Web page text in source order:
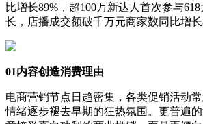
比增长89%，超100万新达人首次参与
长，店播成交额破千万元商家数同比增长
01内容创造消费理由
电商营销节点日趋密集，各类促销活动
情绪逐步褪去早期的狂热氛围。更普遍